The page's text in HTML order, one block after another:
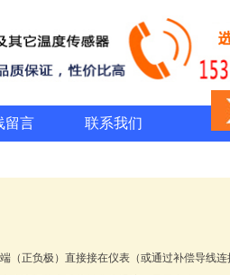
留言 联系我们
正负极）直接接在仪表（或通过补偿导线连